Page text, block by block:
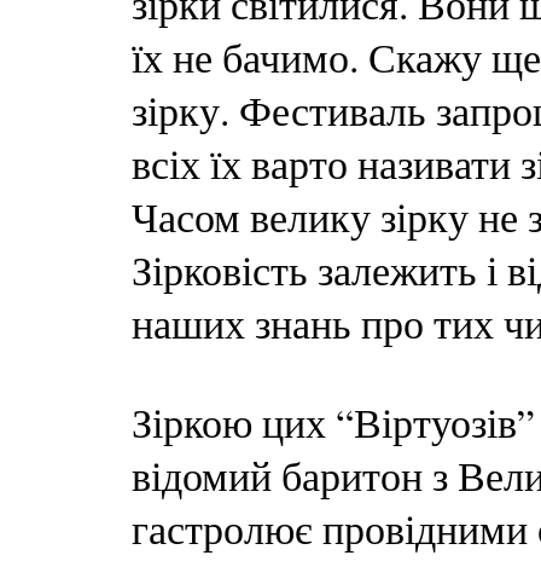
їх не бачимо. Скажу
зірку. Фестиваль
всіх їх варто називати
Часом велику зірку не
Зірковість залежить і
наших знань про тих
Зіркою цих
відомий баритон з
гастролює